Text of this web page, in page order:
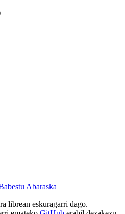
Abaraska
librean eskuragarri dago.